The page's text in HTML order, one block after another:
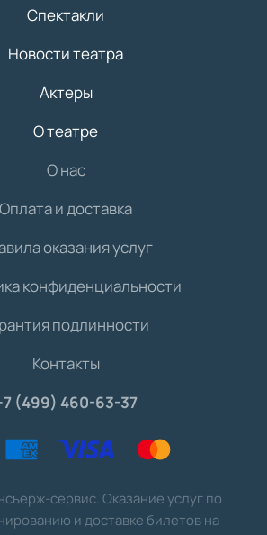
Спектакли
Новости театра
Актеры
О театре
О нас
Оплата и доставка
оказания услуг
конфиденциальности
подлинности
Контакты
(499) 460-63-37
сервис. Оказание услуг по
и доставке билетов на